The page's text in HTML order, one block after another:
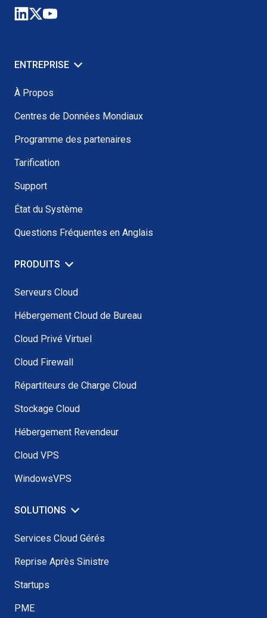
ENTREPRISE
À Propos
Centres de Données Mondiaux
Programme des partenaires
Tarification
Support
État du Système
Questions Fréquentes en Anglais
PRODUITS
Serveurs Cloud
Hébergement Cloud de Bureau
Cloud Privé Virtuel
Cloud Firewall
Répartiteurs de Charge Cloud
Stockage Cloud
Hébergement Revendeur
Cloud VPS
WindowsVPS
SOLUTIONS
Services Cloud Gérés
Reprise Après Sinistre
Startups
PME